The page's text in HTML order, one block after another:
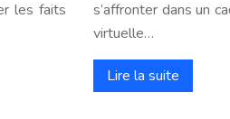
les faits
s’affronter dans un
virtuelle…
Lire la suite